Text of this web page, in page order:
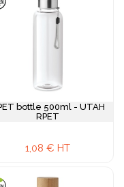
bottle 500ml - UTAH
RPET
1,08 € HT